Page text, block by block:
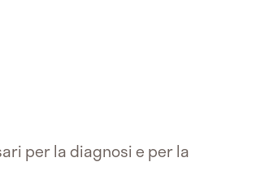
per la diagnosi e per la